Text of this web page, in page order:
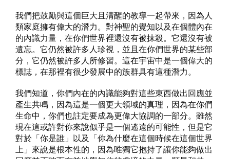
我們把鼓勵與這個巨大且清醒的教導一起帶來，因為人
類家庭擁有偉大的潛力。對神聖的覺知以及在個體內在
的內識力量，在你們世界裡還沒有被抹殺。它還沒有被
遺忘。它仍然被許多人珍視，並且在你們世界的某些部
分，它仍然被許多人所修習。這在宇宙中是一個偉大的
標誌，在那裡有很少發展中的族群具有這種潛力。
我們知道，你們內在的內識能夠對這些東西做出回應並
產生共鳴，因為這是一個更大領域的真理，因為在你們
生命中，你們也註定要成為更偉大協調的一部分。雖然
現在這或許對你來說似乎是一個遙遠的可能性，但是它
對於「你是誰」以及「你為什麼在這個時候在這個世界
上」來說是根本性的，因為唯獨它抱持了讓你能夠做出